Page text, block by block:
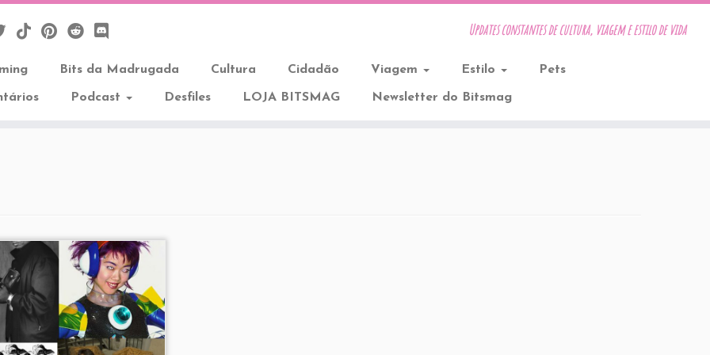
Updates constantes de cultura, viagem e estilo de vida
Bits da Madrugada Cultura Cidadão Viagem Estilo Pets
Podcast Desfiles LOJA BITSMAG Newsletter do Bitsmag